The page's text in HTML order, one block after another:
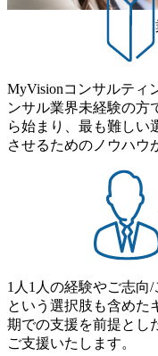
工程の経験 ・サブリー
様との折衝経験、交
務改善に取り組まれた
で主体的に動ける方
直に受け取れる方 ・
文化理解や女性の活躍
クス制度やフリーロ
どの多様な働き方をサ
6年8月23日(日) 9:00～
6年8月23日(日)に
します。 当SUは「
ストの構造改革」とい
イアントがこれから取
った社会課題やテー
事例などを基に企業
みを行うプロフェッシ
象となるポジション
(調達改革・設備O&M)
流改革/需給プロセス改
プロセス分析・AI活用
Consultant職)≪東京・
プンポジション)【
性はどのように活躍
験がなく対策の仕方
食事などのカジュアル
ススタディ、1対1の模
月の期間に渡り行い、
ルタント未経験の方で
仕事内容からお話を
ルティングにご興味
にはWebテストを8月
日までにプログラム
ム : 8月29日(土)10:00
・プログラム期間中は
ェクトのご紹介、ケー
・10月17日(土)開催の
す ※ご都合が合わな
MyVisionコンサルティ
ンサル業界未経験の方
ら始まり、最も難しい
させるためのノウハウ
1人1人の経験やご志向
という選択肢も含めた
期での支援を前提とし
ご支援いたします。